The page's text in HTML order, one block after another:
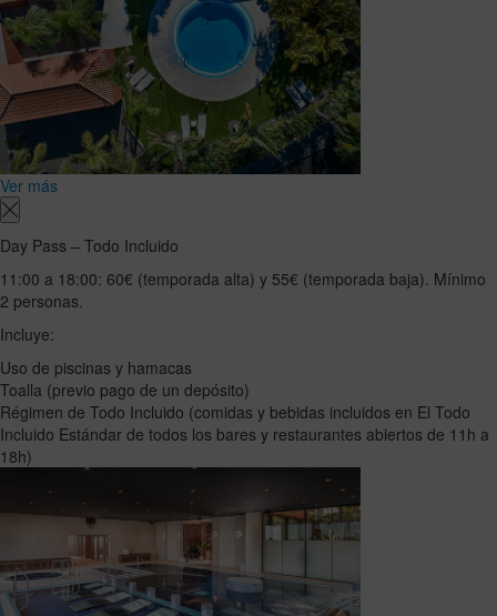
Ver más
Day Pass – Todo Incluido
11:00 a 18:00: 60€ (temporada alta) y 55€ (temporada baja). Mínimo
2 personas.
Incluye:
Uso de piscinas y hamacas
Toalla (previo pago de un depósito)
Régimen de Todo Incluido (comidas y bebidas incluidos en El Todo
Incluido Estándar de todos los bares y restaurantes abiertos de 11h a
18h)